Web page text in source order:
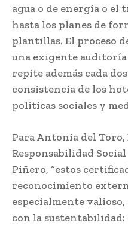
agua o de energía o
hasta los planes de
plantillas. El proceso
una exigente
repite además cada
consistencia de los
políticas sociales y
Para Antonia del
Responsabilidad
Piñero, “estos
reconocimiento
especialmente
con la